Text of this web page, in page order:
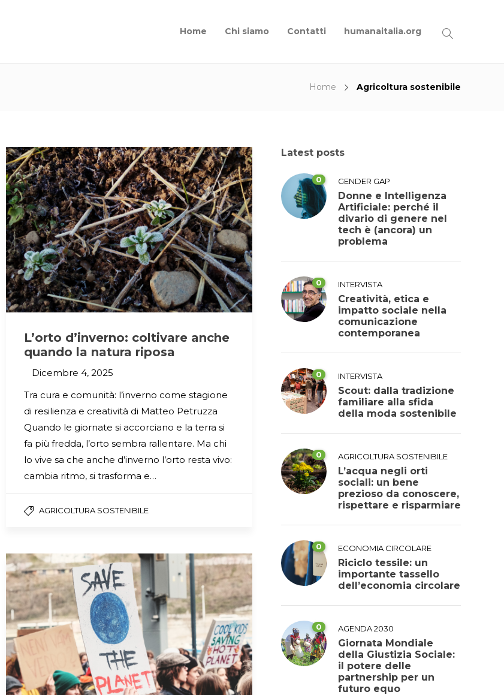
Home Chi siamo Contatti humanaitalia.org
Home Agricoltura sostenibile
L’orto d’inverno: coltivare anche
quando la natura riposa
Dicembre 4, 2025
Tra cura e comunità: l’inverno come stagione
di resilienza e creatività di Matteo Petruzza
Quando le giornate si accorciano e la terra si
fa più fredda, l’orto sembra rallentare. Ma chi
lo vive sa che anche d’inverno l’orto resta vivo:
cambia ritmo, si trasforma e…
AGRICOLTURA SOSTENIBILE
Latest posts
0 GENDER GAP
Donne e Intelligenza
Artificiale: perché il
divario di genere nel
tech è (ancora) un
problema
0 INTERVISTA
Creatività, etica e
impatto sociale nella
comunicazione
contemporanea
0 INTERVISTA
Scout: dalla tradizione
familiare alla sfida
della moda sostenibile
0 AGRICOLTURA SOSTENIBILE
L’acqua negli orti
sociali: un bene
prezioso da conoscere,
rispettare e risparmiare
0 ECONOMIA CIRCOLARE
Riciclo tessile: un
importante tassello
dell’economia circolare
0 AGENDA 2030
Giornata Mondiale
della Giustizia Sociale:
il potere delle
partnership per un
futuro equo